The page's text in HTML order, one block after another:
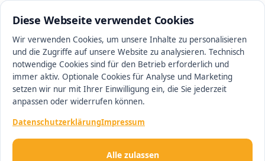
Diese Webseite verwendet Cookies
Wir verwenden Cookies, um unsere Inhalte zu personalisieren
und die Zugriffe auf unsere Website zu analysieren. Technisch
notwendige Cookies sind für den Betrieb erforderlich und
immer aktiv. Optionale Cookies für Analyse und Marketing
setzen wir nur mit Ihrer Einwilligung ein, die Sie jederzeit
anpassen oder widerrufen können.
DatenschutzerklärungImpressum
Alle zulassen